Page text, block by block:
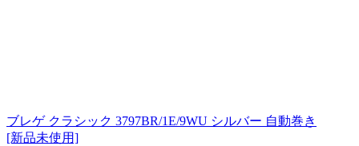
ブレゲ クラシック 3797BR/1E/9WU シルバー 自動巻き
[新品未使用]